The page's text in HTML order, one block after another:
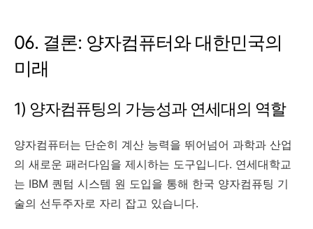
06. 결론: 양자컴퓨터와 대한민국의
미래
1) 양자컴퓨팅의 가능성과 연세대의 역할
양자컴퓨터는 단순히 계산 능력을 뛰어넘어 과학과 산업
의 새로운 패러다임을 제시하는 도구입니다. 연세대학교
는 IBM 퀀텀 시스템 원 도입을 통해 한국 양자컴퓨팅 기
술의 선두주자로 자리 잡고 있습니다.